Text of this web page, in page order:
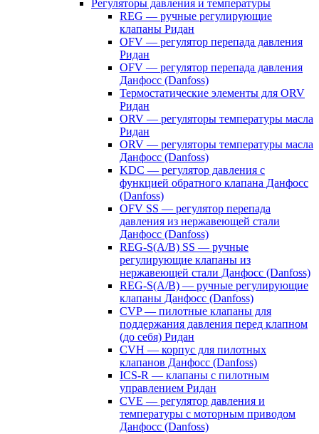
Регуляторы давления и температуры
REG — ручные регулирующие
клапаны Ридан
OFV — регулятор перепада давления
Ридан
OFV — регулятор перепада давления
Данфосс (Danfoss)
Термостатические элементы для ORV
Ридан
ORV — регуляторы температуры масла
Ридан
ORV — регуляторы температуры масла
Данфосс (Danfoss)
KDC — регулятор давления с
функцией обратного клапана Данфосс
(Danfoss)
OFV SS — регулятор перепада
давления из нержавеющей стали
Данфосс (Danfoss)
REG-S(A/B) SS — ручные
регулирующие клапаны из
нержавеющей стали Данфосс (Danfoss)
REG-S(A/B) — ручные регулирующие
клапаны Данфосс (Danfoss)
CVP — пилотные клапаны для
поддержания давления перед клапном
(до себя) Ридан
CVH — корпус для пилотных
клапанов Данфосс (Danfoss)
ICS-R — клапаны с пилотным
управлением Ридан
CVE — регулятор давления и
температуры с моторным приводом
Данфосс (Danfoss)